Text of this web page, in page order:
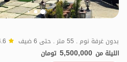
بدون غرفة نوم . 55 متر . حتى 6 ضيف
الليلة من 5,500,000 تومان